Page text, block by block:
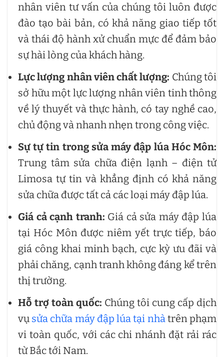
nhân viên tư vấn của chúng tôi luôn được
đào tạo bài bản, có khả năng giao tiếp tốt
và thái độ hành xử chuẩn mực để đảm bảo
sự hài lòng của khách hàng.
Lực lượng nhân viên chất lượng: Chúng tôi
sở hữu một lực lượng nhân viên tinh thông
về lý thuyết và thực hành, có tay nghề cao,
chủ động và nhanh nhẹn trong công việc.
Sự tự tin trong sửa máy đập lúa Hóc Môn:
Trung tâm sửa chữa điện lạnh – điện tử
Limosa tự tin và khẳng định có khả năng
sửa chữa được tất cả các loại máy đập lúa.
Giá cả cạnh tranh: Giá cả sửa máy đập lúa
tại Hóc Môn được niêm yết trực tiếp, báo
giá công khai minh bạch, cực kỳ ưu đãi và
phải chăng, cạnh tranh không đáng kể trên
thị trường.
Hỗ trợ toàn quốc: Chúng tôi cung cấp dịch
vụ sửa chữa máy đập lúa tại nhà trên phạm
vi toàn quốc, với các chi nhánh đặt rải rác
từ Bắc tới Nam.